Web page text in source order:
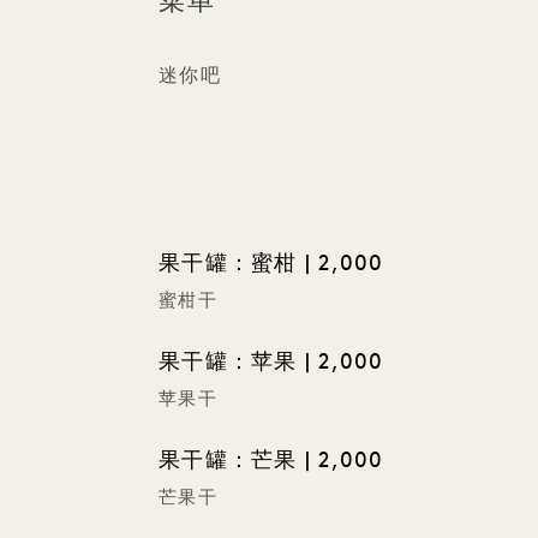
迷你吧
果干罐：蜜柑 | 2,000
蜜柑干
果干罐：苹果 | 2,000
苹果干
果干罐：芒果 | 2,000
芒果干